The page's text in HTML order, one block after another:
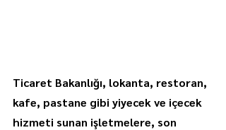
Ticaret Bakanlığı, lokanta, restoran,
kafe, pastane gibi yiyecek ve içecek
hizmeti sunan işletmelere, son